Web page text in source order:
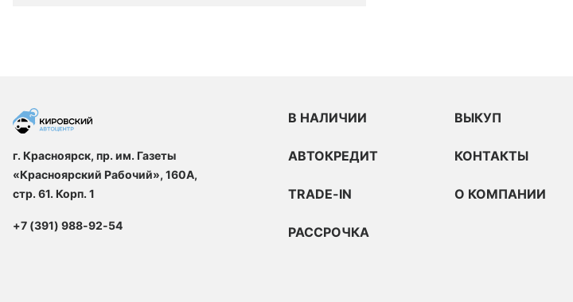
г. Красноярск, пр. им. Газеты
«Красноярский Рабочий», 160А,
стр. 61. Корп. 1
+7 (391) 988-92-54
В НАЛИЧИИ
АВТОКРЕДИТ
TRADE-IN
РАССРОЧКА
ВЫКУП
КОНТАКТЫ
О КОМПАНИИ